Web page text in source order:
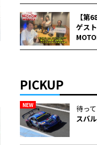
【第
ゲス
PICKUP
NEW
待っ
スバ